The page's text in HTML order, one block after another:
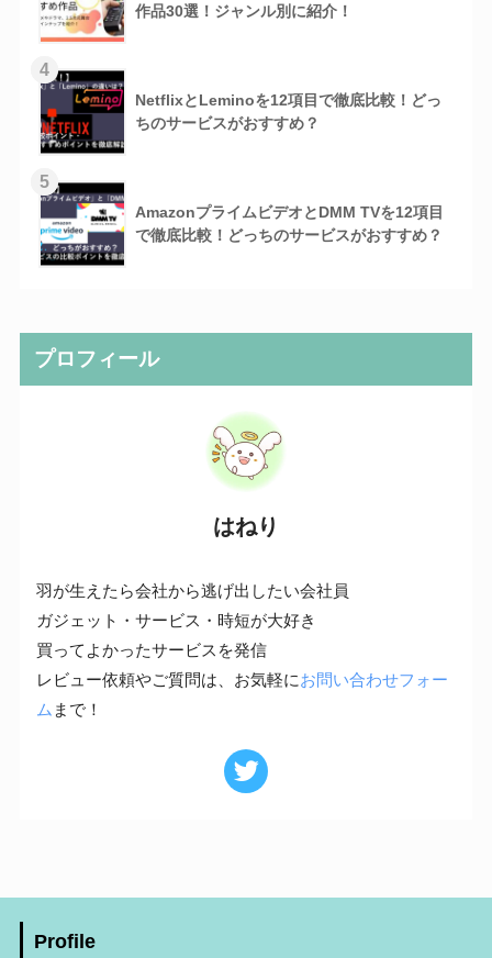
作品30選！ジャンル別に紹介！
4
NetflixとLeminoを12項目で徹底比較！どっ
ちのサービスがおすすめ？
5
AmazonプライムビデオとDMM TVを12項目
で徹底比較！どっちのサービスがおすすめ？
プロフィール
はねり
羽が生えたら会社から逃げ出したい会社員
ガジェット・サービス・時短が大好き
買ってよかったサービスを発信
レビュー依頼やご質問は、お気軽にお問い合わせフォー
ム まで！
Profile